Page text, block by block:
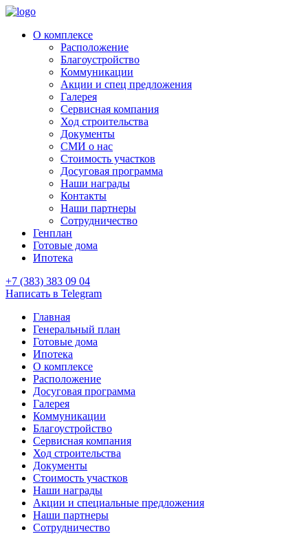
О комплексе
Расположение
Благоустройство
Коммуникации
Акции и спец предложения
Галерея
Сервисная компания
Ход строительства
Документы
СМИ о нас
Стоимость участков
Досуговая программа
Наши награды
Контакты
Наши партнеры
Сотрудничество
Генплан
Готовые дома
Ипотека
+7 (383) 383 09 04
Написать в Telegram
Главная
Генеральный план
Готовые дома
Ипотека
О комплексе
Расположение
Досуговая программа
Галерея
Коммуникации
Благоустройство
Сервисная компания
Ход строительства
Документы
Стоимость участков
Наши награды
Акции и специальные предложения
Наши партнеры
Сотрудничество